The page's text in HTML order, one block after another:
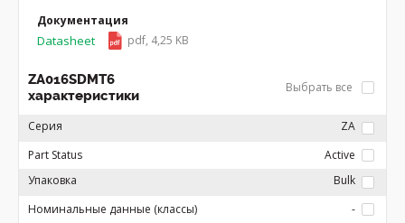
Документация
Datasheet pdf, 4,25 KB
ZA016SDMT6
характеристики
Выбрать все
Серия
ZA
Part Status
Active
Упаковка
Bulk
Номинальные данные (классы)
-